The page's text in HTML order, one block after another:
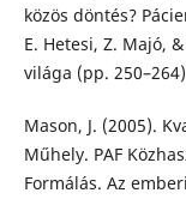
közös döntés?
E. Hetesi, Z. Majó,
világa (pp.
Mason, J. (2005).
Műhely. PAF
Formálás. Az